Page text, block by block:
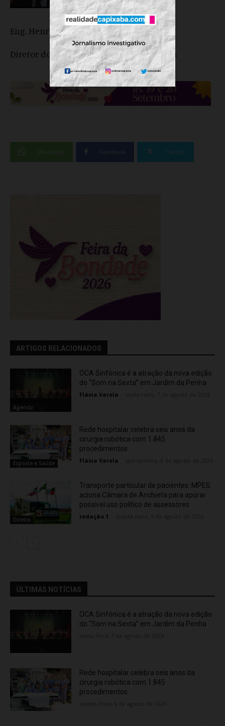
Eng. Henrique Casamata
Diretor do Clube Capixaba de Engenharia
Facebook Twitter
ARTIGOS RELACIONADOS
Agenda
OCA Sinfônica é a atração da nova edição
do “Som na Sexta” em Jardim da Penha
Flávia Varela
Esporte e Saúde
Rede hospitalar celebra seis anos da
cirurgia robótica com 1.845
procedimentos
Flávia Varela
Direito
Transporte particular de pacientes: MPES
aciona Câmara de Anchieta para apurar
possível uso político de assessores
redação 1
ÚLTIMAS NOTÍCIAS
OCA Sinfônica é a atração da nova edição
do “Som na Sexta” em Jardim da Penha
Rede hospitalar celebra seis anos da
cirurgia robótica com 1.845
procedimentos